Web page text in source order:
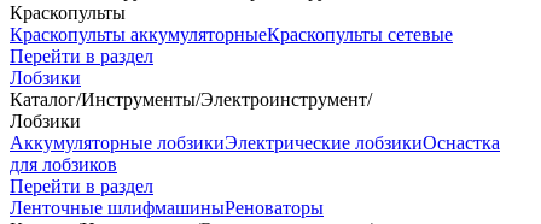
Краскопульты
Краскопульты аккумуляторныеКраскопульты сетевые
Перейти в раздел
Лобзики
Каталог/Инструменты/Электроинструмент/
Лобзики
Аккумуляторные лобзикиЭлектрические лобзикиОснастка
для лобзиков
Перейти в раздел
Ленточные шлифмашиныРеноваторы